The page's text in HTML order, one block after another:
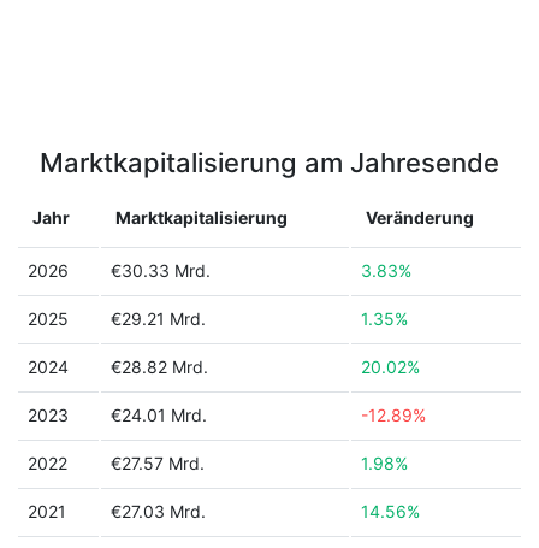
Marktkapitalisierung am Jahresende
Jahr Marktkapitalisierung Veränderung
2026 €30.33 Mrd. 3.83%
2025 €29.21 Mrd. 1.35%
2024 €28.82 Mrd. 20.02%
2023 €24.01 Mrd. -12.89%
2022 €27.57 Mrd. 1.98%
2021 €27.03 Mrd. 14.56%